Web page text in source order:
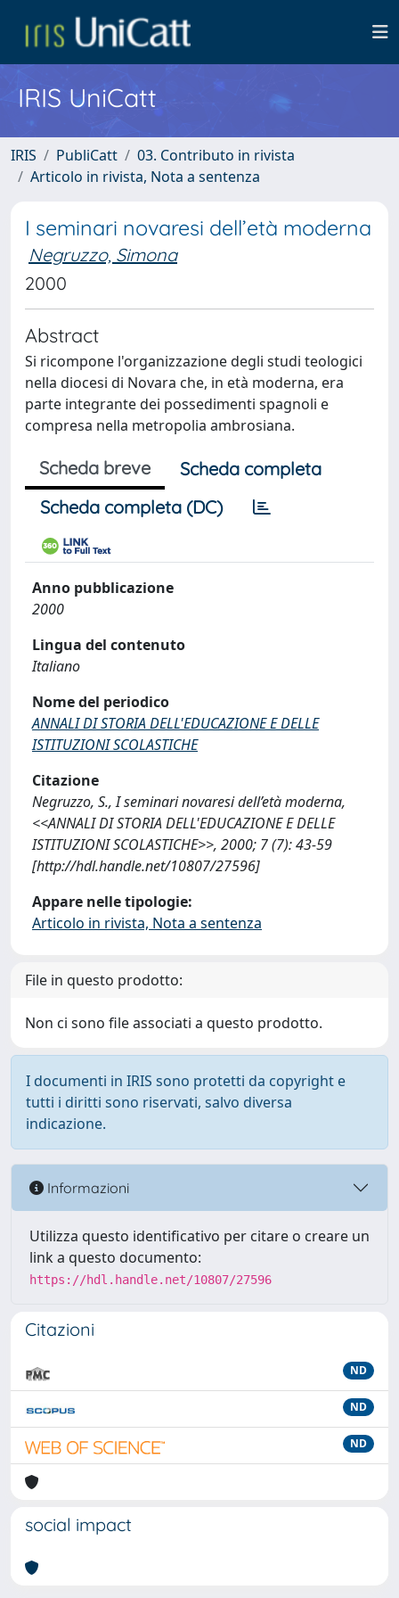
IRIS UniCatt
IRIS PubliCatt
03. Contributo in rivista
Articolo in rivista, Nota a sentenza
I seminari novaresi dell’età moderna
Negruzzo, Simona
2000
Abstract
Si ricompone l'organizzazione degli studi teologici
nella diocesi di Novara che, in età moderna, era
parte integrante dei possedimenti spagnoli e
compresa nella metropolia ambrosiana.
Scheda breve
Scheda completa
Scheda completa (DC)
Anno pubblicazione
2000
Lingua del contenuto
Italiano
Nome del periodico
ANNALI DI STORIA DELL'EDUCAZIONE E DELLE
ISTITUZIONI SCOLASTICHE
Citazione
Negruzzo, S., I seminari novaresi dell’età moderna,
<<ANNALI DI STORIA DELL'EDUCAZIONE E DELLE
ISTITUZIONI SCOLASTICHE>>, 2000; 7 (7): 43-59
[http://hdl.handle.net/10807/27596]
Appare nelle tipologie:
Articolo in rivista, Nota a sentenza
File in questo prodotto:
Non ci sono file associati a questo prodotto.
I documenti in IRIS sono protetti da copyright e
tutti i diritti sono riservati, salvo diversa
indicazione.
Informazioni
Utilizza questo identificativo per citare o creare un
link a questo documento:
https://hdl.handle.net/10807/27596
Citazioni
ND
ND
ND
social impact